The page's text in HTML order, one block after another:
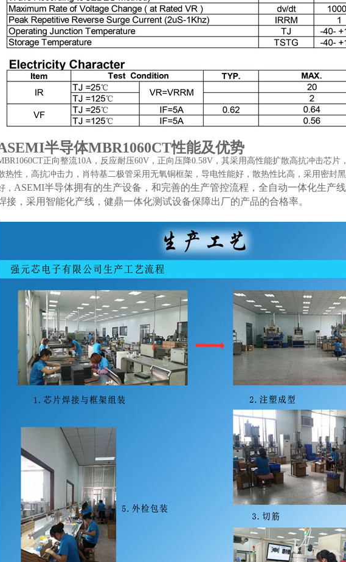
半导体MBR1060CT性能及优势
正向整流10A，反应耐压60V，正向压降0.58V，其采用高性能扩散高抗冲击芯片
热性，高抗冲击力，肖特基二极管采用无氧铜框架，导电性能好，散热性比高，采用密封
， ASEMI半导体拥有的生产设备，和完善的生产管控流程，全自动一体化生产
接，采用智能化产线，健鼎一体化测试设备保障出厂的产品的合格率。